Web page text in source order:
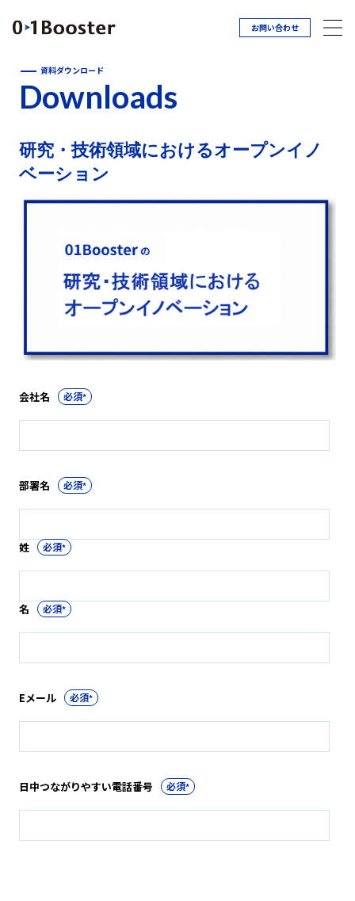
お問い合わせ
資料ダウンロード
Downloads
研究・技術領域におけるオープンイノ
ベーション
会社名 *
部署名 *
姓 *
名 *
Eメール *
日中つながりやすい電話番号 *